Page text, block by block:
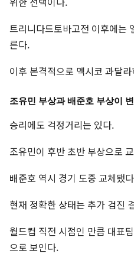
트리니다드토바고전 이후에는
른다.
이후 본격적으로 멕시코 과달
조유민 부상과 배준호 부상이
승리에도 걱정거리는 있다.
조유민이 후반 초반 부상으로
배준호 역시 경기 도중 교체됐
현재 정확한 상태는 추가 검진
월드컵 직전 시점인 만큼 대표
으로 보인다.